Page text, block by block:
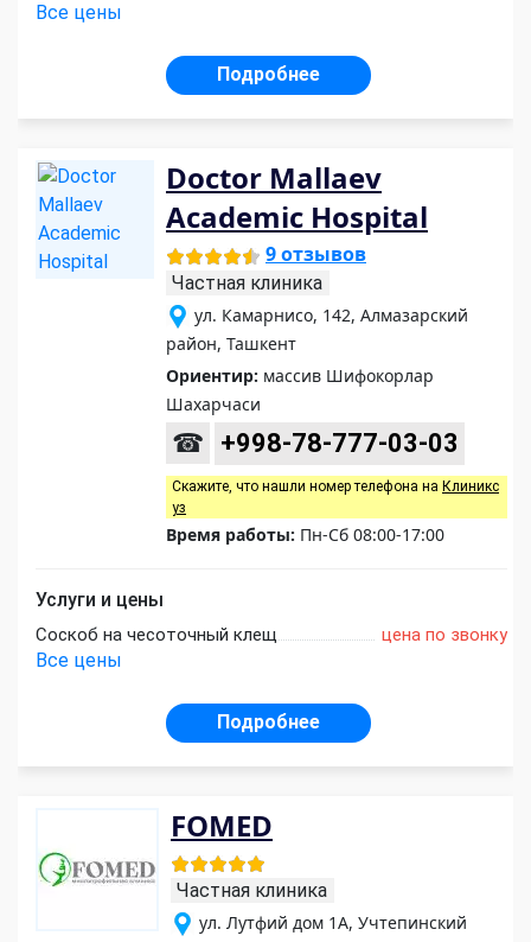
Все цены
Подробнее
Doctor Mallaev
Academic Hospital
9 отзывов
Частная клиника
ул. Камарнисо, 142, Алмазарский
район, Ташкент
Ориентир: массив Шифокорлар
Шахарчаси
☎ +998-78-777-03-03
Скажите, что нашли номер телефона на Клиникс
уз
Время работы: Пн-Сб 08:00-17:00
Услуги и цены
Соскоб на чесоточный клещ цена по звонку
Все цены
Подробнее
FOMED
Частная клиника
ул. Лутфий дом 1А, Учтепинский